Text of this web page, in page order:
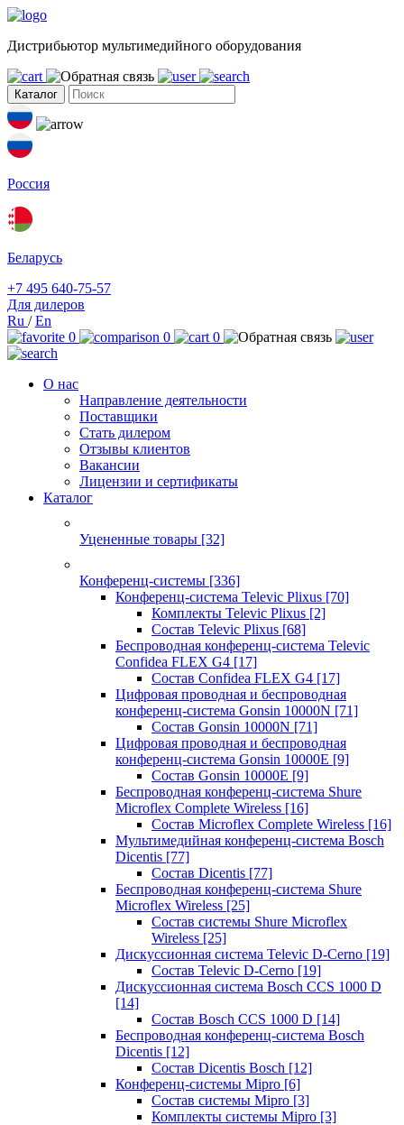
Дистрибьютор мультимедийного оборудования
Каталог
Россия
Беларусь
+7 495 640-75-57
Для дилеров
Ru /En
0
0 0
О нас
Направление деятельности
Поставщики
Стать дилером
Отзывы клиентов
Вакансии
Лицензии и сертификаты
Каталог
Уцененные товары [32]
Конференц-системы [336]
Конференц-система Televic Plixus [70]
Комплекты Televic Plixus [2]
Состав Televic Plixus [68]
Беспроводная конференц-система Televic
Confidea FLEX G4 [17]
Состав Confidea FLEX G4 [17]
Цифровая проводная и беспроводная
конференц-система Gonsin 10000N [71]
Состав Gonsin 10000N [71]
Цифровая проводная и беспроводная
конференц-система Gonsin 10000E [9]
Состав Gonsin 10000E [9]
Беспроводная конференц-система Shure
Microflex Complete Wireless [16]
Состав Microflex Complete Wireless [16]
Мультимедийная конференц-система Bosch
Dicentis [77]
Состав Dicentis [77]
Беспроводная конференц-система Shure
Microflex Wireless [25]
Состав системы Shure Microflex
Wireless [25]
Дискуссионная система Televic D-Cerno [19]
Состав Televic D-Cerno [19]
Дискуссионная система Bosch CCS 1000 D
[14]
Состав Bosch CCS 1000 D [14]
Беспроводная конференц-система Bosch
Dicentis [12]
Состав Dicentis Bosch [12]
Конференц-системы Mipro [6]
Состав системы Mipro [3]
Комплекты системы Mipro [3]